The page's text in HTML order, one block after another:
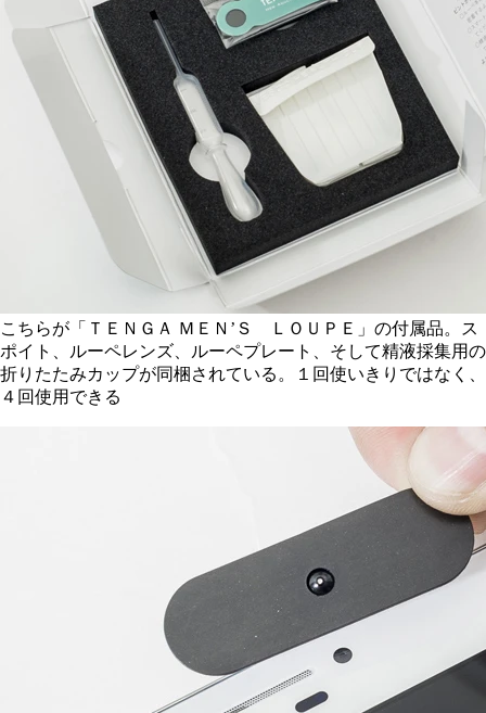
こちらが「ＴＥＮＧＡ ＭＥＮ’Ｓ ＬＯＵＰＥ」の付属品。ス
ポイト、ルーペレンズ、ルーペプレート、そして精液採集用の
折りたたみカップが同梱されている。１回使いきりではなく、
４回使用できる